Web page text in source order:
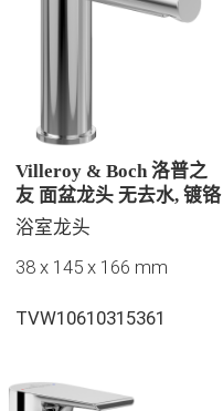
Villeroy & Boch 洛普之
友 面盆龙头 无去水, 镀铬
浴室龙头
38 x 145 x 166 mm
TVW10610315361